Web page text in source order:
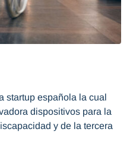
startup española la cual
dispositivos para la
y de la tercera